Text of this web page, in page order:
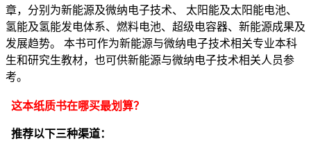
章，分别为新能源及微纳电子技术、 太阳能及太阳能电池、
氢能及氢能发电体系、燃料电池、超级电容器、新能源成果及
发展趋势。 本书可作为新能源与微纳电子技术相关专业本科
生和研究生教材，也可供新能源与微纳电子技术相关人员参
考。
这本纸质书在哪买最划算？
推荐以下三种渠道：